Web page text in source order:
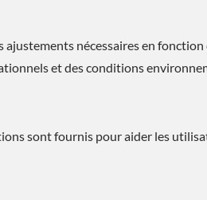
nécessaires en fonction
et des conditions
sont fournis pour aider les